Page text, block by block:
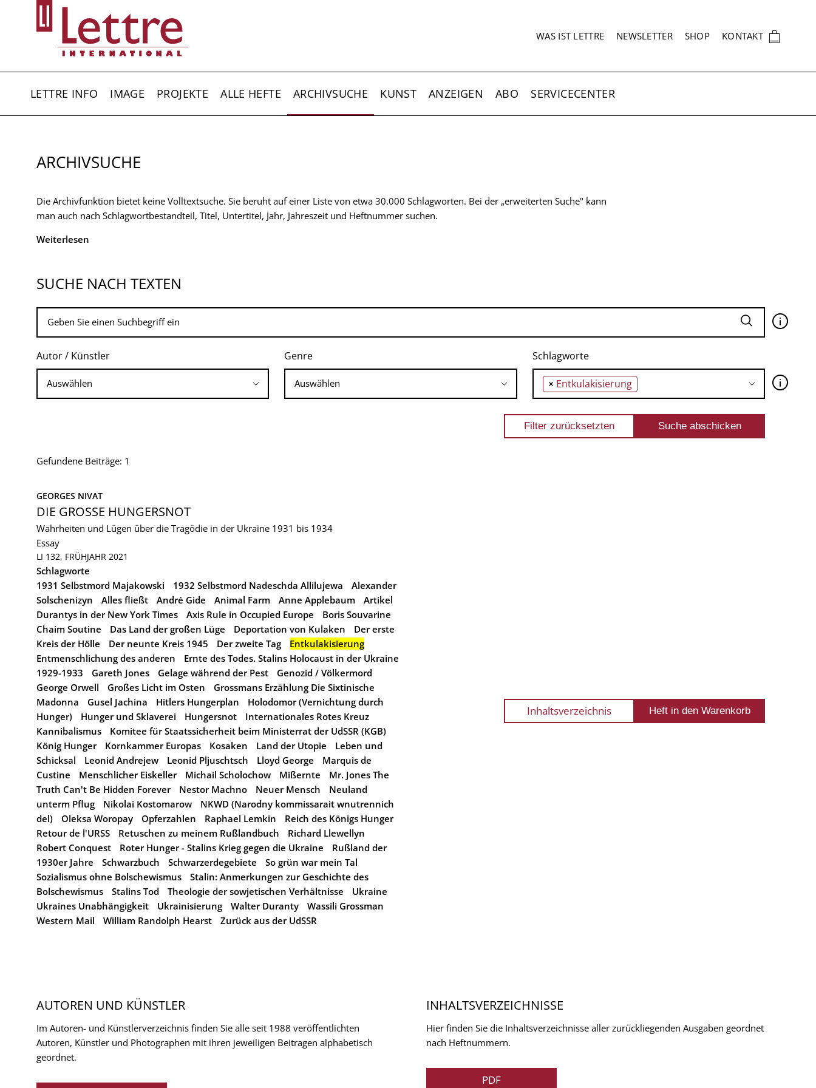
SEKUNDÄRNAVIGATION
WAS IST LETTRE NEWSLETTER SHOP KONTAKT 🛍
LETTRE INFO IMAGE PROJEKTE ALLE HEFTE ARCHIVSUCHE KUNST ANZEIGEN ABO SERVICECENTER
ARCHIVSUCHE
Die Archivfunktion bietet keine Volltextsuche. Sie beruht auf einer Liste von etwa 30.000 Schlagworten. Bei der „erweiterten Suche" kann
man auch nach Schlagwortbestandteil, Titel, Untertitel, Jahr, Jahreszeit und Heftnummer suchen.
Weiterlesen
SUCHE NACH TEXTEN
🛈
Autor / Künstler Genre Schlagworte
× Entkulakisierung 🛈
Gefundene Beiträge: 1
GEORGES NIVAT
DIE GROSSE HUNGERSNOT
Wahrheiten und Lügen über die Tragödie in der Ukraine 1931 bis 1934
Essay
LI 132, FRÜHJAHR 2021
Schlagworte
1931 Selbstmord Majakowski
1932 Selbstmord Nadeschda Allilujewa
Alexander
Solschenizyn
Alles fließt André Gide Animal Farm Anne Applebaum
Artikel
Durantys in der New York Times
Axis Rule in Occupied Europe
Boris Souvarine
Chaim Soutine
Das Land der großen Lüge Deportation von Kulaken
Der erste
Kreis der Hölle
Der neunte Kreis 1945 Der zweite Tag
Entkulakisierung
Entmenschlichung des anderen
Ernte des Todes. Stalins Holocaust in der Ukraine
1929-1933
Gareth Jones Gelage während der Pest
Genozid / Völkermord
George Orwell
Großes Licht im Osten
Grossmans Erzählung Die Sixtinische
Madonna
Gusel Jachina Hitlers Hungerplan
Holodomor (Vernichtung durch
Hunger)
Hunger und Sklaverei Hungersnot
Internationales Rotes Kreuz
Kannibalismus
Komitee für Staatssicherheit beim Ministerrat der UdSSR (KGB)
König Hunger
Kornkammer Europas Kosaken Land der Utopie
Leben und
Schicksal
Leonid Andrejew Leonid Pljuschtsch Lloyd George
Marquis de
Custine
Menschlicher Eiskeller Michail Scholochow Mißernte
Mr. Jones The
Truth Can't Be Hidden Forever
Nestor Machno Neuer Mensch
Neuland
unterm Pflug
Nikolai Kostomarow
NKWD (Narodny kommissarait wnutrennich
del)
Oleksa Woropay Opferzahlen Raphael Lemkin
Reich des Königs Hunger
Retour de l'URSS
Retuschen zu meinem Rußlandbuch
Richard Llewellyn
Robert Conquest
Roter Hunger - Stalins Krieg gegen die Ukraine
Rußland der
1930er Jahre
Schwarzbuch Schwarzerdegebiete
So grün war mein Tal
Sozialismus ohne Bolschewismus
Stalin: Anmerkungen zur Geschichte des
Bolschewismus
Stalins Tod Theologie der sowjetischen Verhältnisse
Ukraine
Ukraines Unabhängigkeit
Ukrainisierung Walter Duranty
Wassili Grossman
Western Mail
William Randolph Hearst Zurück aus der UdSSR
Inhaltsverzeichnis
AUTOREN UND KÜNSTLER
Im Autoren- und Künstlerverzeichnis finden Sie alle seit 1988 veröffentlichten
Autoren, Künstler und Photographen mit ihren jeweiligen Beitragen alphabetisch
geordnet.
INHALTSVERZEICHNISSE
Hier finden Sie die Inhaltsverzeichnisse aller zurückliegenden Ausgaben geordnet
nach Heftnummern.
PDF